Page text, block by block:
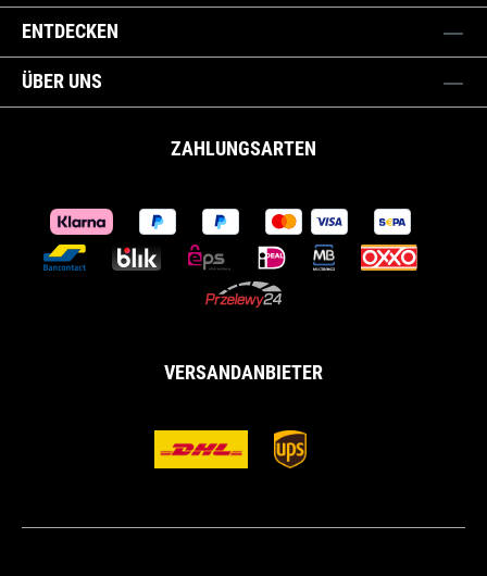
ENTDECKEN
ÜBER UNS
ZAHLUNGSARTEN
VERSANDANBIETER